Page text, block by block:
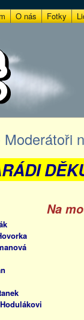
O nás Fotky
Moderátoři
Na